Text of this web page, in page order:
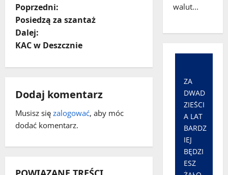
Z
o
b
a
c
z
Poprzedni:
Posiedzą za szantaż
Dalej:
KAC w Deszcznie
Dodaj komentarz
Musisz się zalogować, aby móc
dodać komentarz.
walut...
ZA
DWAD
ZIEŚCI
A LAT
BARDZ
IEJ
BĘDZI
ESZ